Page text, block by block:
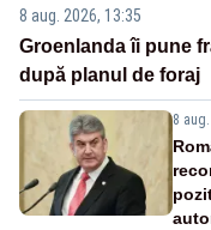
8 aug. 2026, 13:35
Groenlanda îi pune
după planul de foraj
8